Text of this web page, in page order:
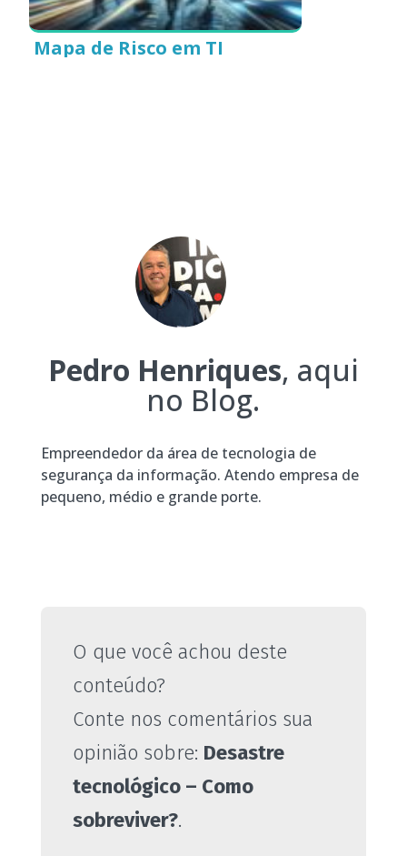
Mapa de Risco em TI
Pedro Henriques, aqui
no Blog.
Empreendedor da área de tecnologia de
segurança da informação. Atendo empresa de
pequeno, médio e grande porte.
O que você achou deste
conteúdo?
Conte nos comentários sua
opinião sobre: Desastre
tecnológico – Como
sobreviver?.